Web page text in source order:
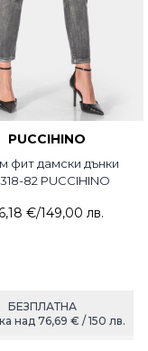
PUCCIHINO
фит дамски дънки
82 PUCCIHINO
€/149,00 лв.
БЕЗПЛАТНА
над 76,69 € / 150 лв.